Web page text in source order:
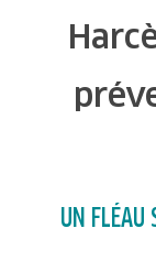
UN FLÉAU